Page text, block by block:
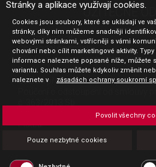
UŽITEČNÉ
Jak nakupovat
Obchodní podmínky
GDPR - ochrana osobních údajů
Profil zadavatele
Sdělení před uzavřením kupní
Platba
Povinná publicita
Stránky a aplikace využívají cookies.
Cookies jsou soubory, které se ukládají ve
stránky, díky nim můžeme snadněji
webovými stránkami, vstřícněji s vámi
chování nebo cílit marketingové aktivity.
informace naleznete popsané níže, můžete
variantu. Souhlas můžete kdykoliv změnit
naleznete v
zásadách ochrany soukromí
Pouze nezbytné cookies
Povolit všechny